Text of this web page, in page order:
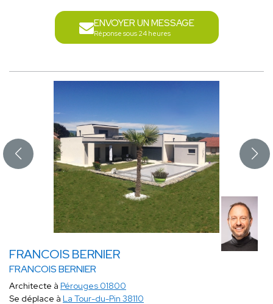
ENVOYER UN MESSAGE
Réponse sous 24 heures
FRANCOIS BERNIER
FRANCOIS BERNIER
Architecte à Pérouges 01800
Se déplace à La Tour-du-Pin 38110